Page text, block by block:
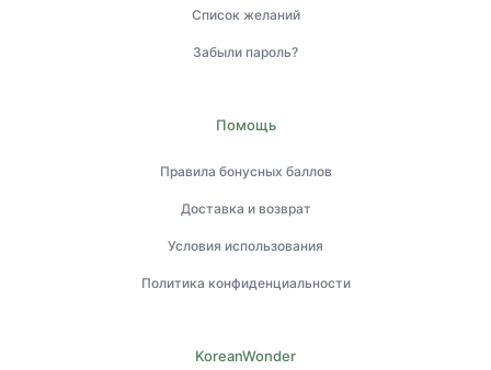
Список желаний
Забыли пароль?
Помощь
Правила бонусных баллов
Доставка и возврат
Условия использования
Политика конфиденциальности
KoreanWonder